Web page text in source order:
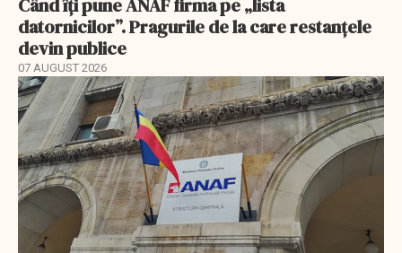
datornicilor”. Pragurile de la care restanțele
devin publice
07 AUGUST 2026